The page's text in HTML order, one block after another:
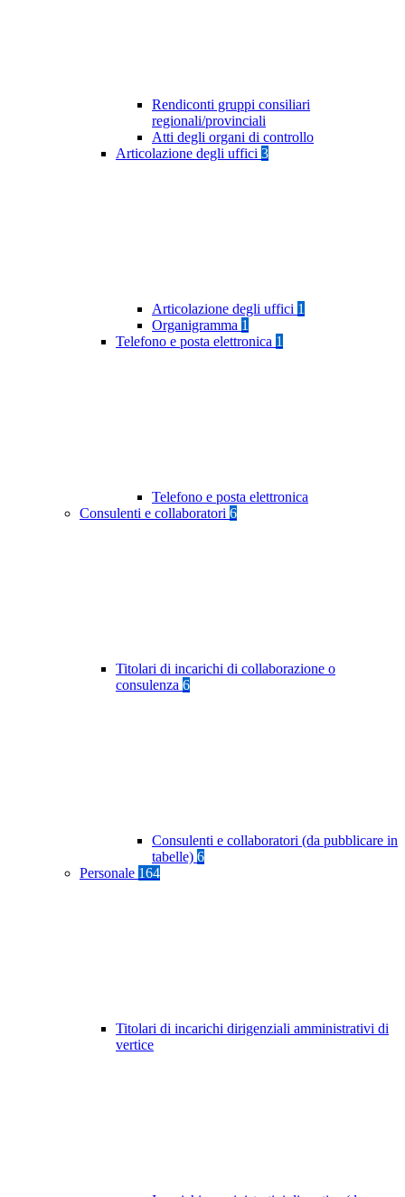
Rendiconti gruppi consiliari
regionali/provinciali
Atti degli organi di controllo
Articolazione degli uffici 3
Articolazione degli uffici 1
Organigramma 1
Telefono e posta elettronica 1
Telefono e posta elettronica
Consulenti e collaboratori 6
Titolari di incarichi di collaborazione o
consulenza 6
Consulenti e collaboratori (da pubblicare in
tabelle) 6
Personale 164
Titolari di incarichi dirigenziali amministrativi di
vertice